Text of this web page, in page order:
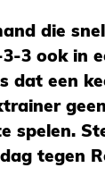
die
3 ook in
dat een
spelen.
tegen